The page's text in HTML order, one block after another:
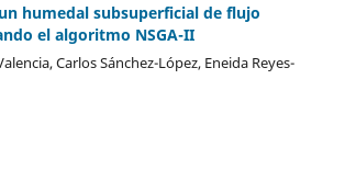
humedal subsuperficial de flujo
el algoritmo NSGA-II
Carlos Sánchez-López, Eneida Reyes-